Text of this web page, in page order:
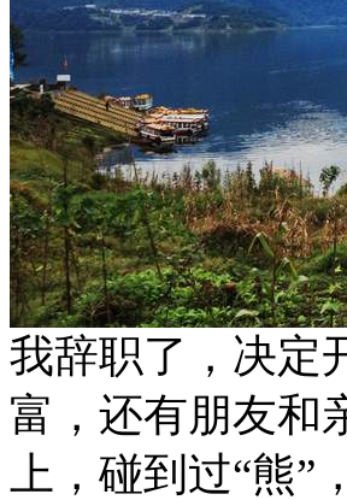
我辞职了，决定
富，还有朋友和
上，碰到过“熊”